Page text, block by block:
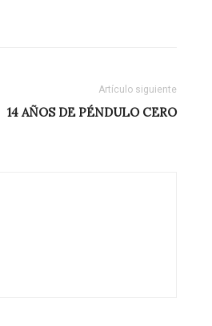
Artículo siguiente
14 AÑOS DE PÉNDULO CERO